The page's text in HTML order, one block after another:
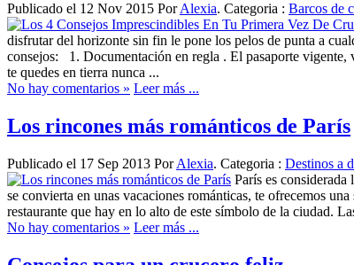
Publicado el 12 Nov 2015 PorAlexia. Categoria : Barcos de
disfrutar del horizonte sin fin le pone los pelos de punta a
consejos: 1. Documentación en regla . El pasaporte vigente,
te quedes en tierra nunca ...
No hay comentarios » Leer más ...
Los rincones más románticos de París
Publicado el 17 Sep 2013 PorAlexia. Categoria : Destinos a
París es
se convierta en unas vacaciones románticas, te ofrecemos
restaurante que hay en lo alto de este símbolo de la ciudad.
No hay comentarios » Leer más ...